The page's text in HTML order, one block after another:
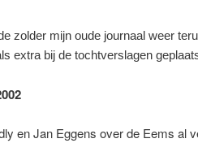
zolder mijn oude journaal weer
extra bij de tochtverslagen
en Jan Eggens over de Eems al